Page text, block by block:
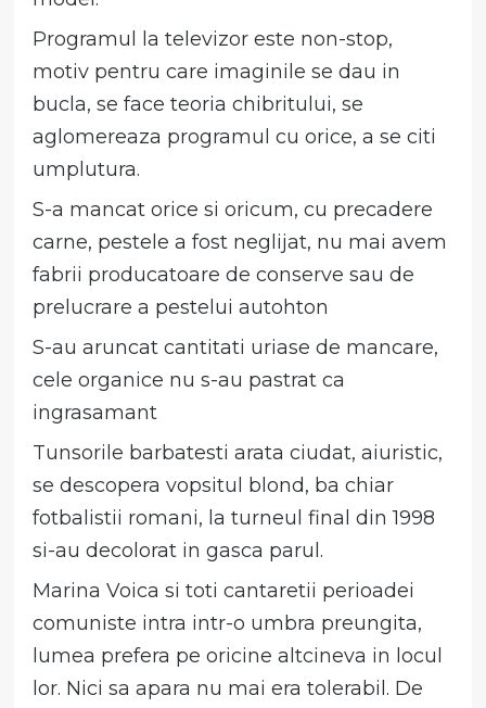
Programul la televizor este non-stop,
motiv pentru care imaginile se dau in
bucla, se face teoria chibritului, se
aglomereaza programul cu orice, a se citi
umplutura.
S-a mancat orice si oricum, cu precadere
carne, pestele a fost neglijat, nu mai avem
fabrii producatoare de conserve sau de
prelucrare a pestelui autohton
S-au aruncat cantitati uriase de mancare,
cele organice nu s-au pastrat ca
ingrasamant
Tunsorile barbatesti arata ciudat, aiuristic,
se descopera vopsitul blond, ba chiar
fotbalistii romani, la turneul final din 1998
si-au decolorat in gasca parul.
Marina Voica si toti cantaretii perioadei
comuniste intra intr-o umbra preungita,
lumea prefera pe oricine altcineva in locul
lor. Nici sa apara nu mai era tolerabil. De